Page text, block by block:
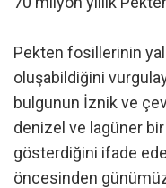
Pekten fosillerinin
oluşabildiğini
bulgunun İznik ve
denizel ve lagüner
gösterdiğini ifade
öncesinden